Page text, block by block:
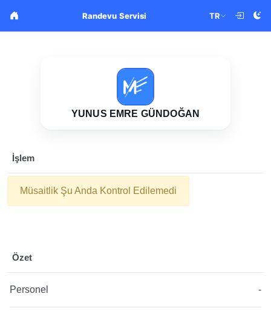
Randevu Servisi TR
YUNUS EMRE GÜNDOĞAN
İşlem
Müsaitlik Şu Anda Kontrol Edilemedi
Özet
Personel -